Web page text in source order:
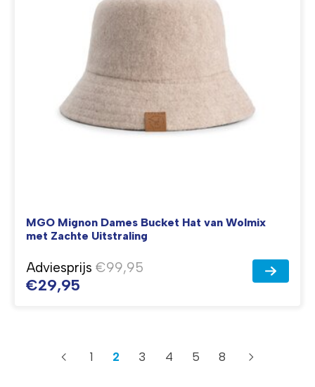
MGO Mignon Dames Bucket Hat van Wolmix
met Zachte Uitstraling
Adviesprijs €99,95
€29,95
1 2 3 4 5 8